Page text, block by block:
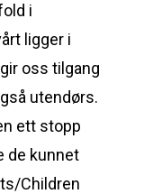
i
ligger i
oss tilgang
utendørs.
ett stopp
de kunnet
Children